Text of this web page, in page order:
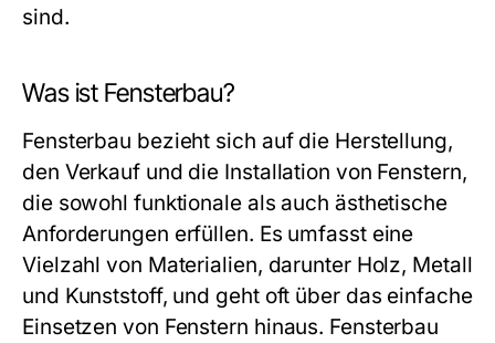
sind.
Was ist Fensterbau?
Fensterbau bezieht sich auf die Herstellung,
den Verkauf und die Installation von Fenstern,
die sowohl funktionale als auch ästhetische
Anforderungen erfüllen. Es umfasst eine
Vielzahl von Materialien, darunter Holz, Metall
und Kunststoff, und geht oft über das einfache
Einsetzen von Fenstern hinaus. Fensterbau